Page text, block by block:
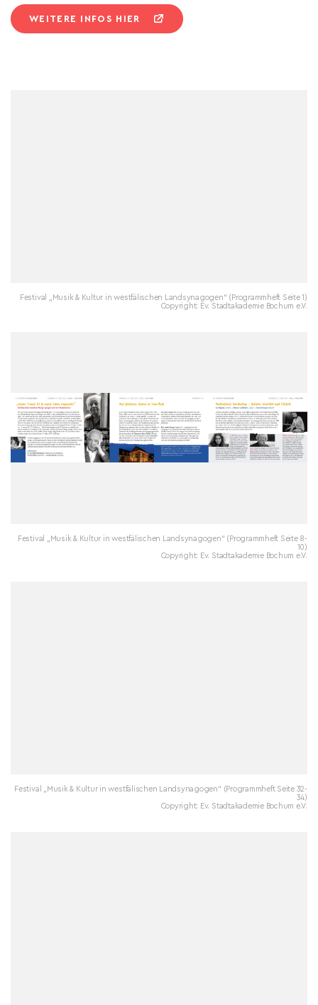
WEITERE INFOS HIER
Festival „Musik & Kultur in westfälischen Landsynagogen“ (Programmheft Seite 1)
Copyright: Ev. Stadtakademie Bochum e.V.
Festival „Musik & Kultur in westfälischen Landsynagogen“ (Programmheft Seite 8-
10)
Copyright: Ev. Stadtakademie Bochum e.V.
Festival „Musik & Kultur in westfälischen Landsynagogen“ (Programmheft Seite 32-
34)
Copyright: Ev. Stadtakademie Bochum e.V.